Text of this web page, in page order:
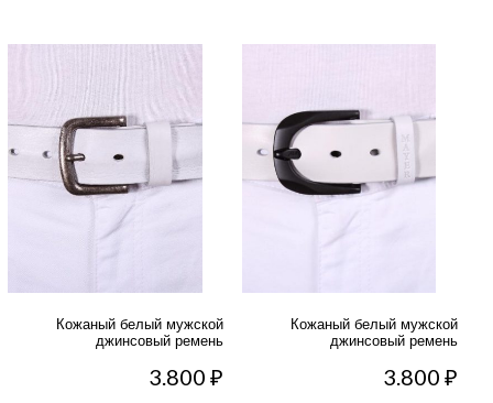
Кожаный белый мужской
джинсовый ремень
3.800₽
Кожаный белый мужской
джинсовый ремень
3.800₽